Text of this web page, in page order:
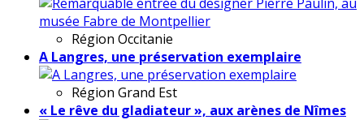
Région Occitanie
A Langres, une préservation exemplaire
Région Grand Est
« Le rêve du gladiateur », aux arènes de Nîmes